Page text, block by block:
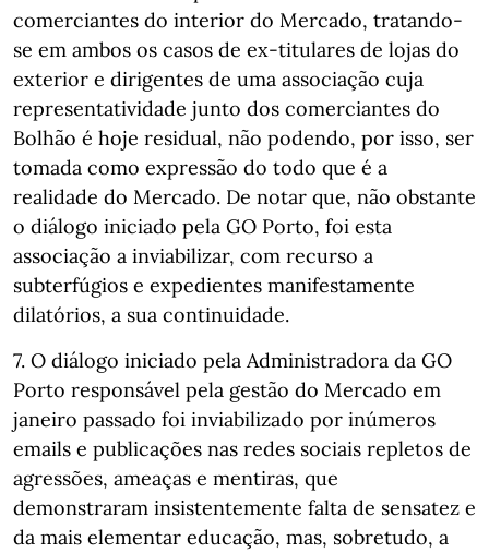
comerciantes do interior do Mercado, tratando-
se em ambos os casos de ex-titulares de lojas do
exterior e dirigentes de uma associação cuja
representatividade junto dos comerciantes do
Bolhão é hoje residual, não podendo, por isso, ser
tomada como expressão do todo que é a
realidade do Mercado. De notar que, não obstante
o diálogo iniciado pela GO Porto, foi esta
associação a inviabilizar, com recurso a
subterfúgios e expedientes manifestamente
dilatórios, a sua continuidade.
7. O diálogo iniciado pela Administradora da GO
Porto responsável pela gestão do Mercado em
janeiro passado foi inviabilizado por inúmeros
emails e publicações nas redes sociais repletos de
agressões, ameaças e mentiras, que
demonstraram insistentemente falta de sensatez e
da mais elementar educação, mas, sobretudo, a